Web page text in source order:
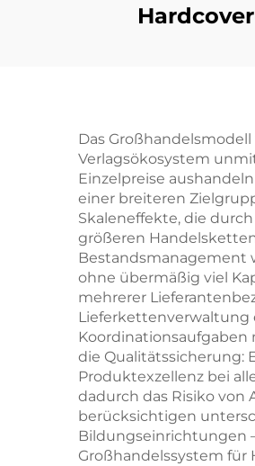
Hardcover-
Druck
Das
Verlagsökosystem
Einzelpreise
einer breiteren
Skaleneffekte, die
größeren
Bestandsmanagement
ohne übermäßig viel
mehrerer
Lieferkettenverwaltung
Koordinationsaufgaben
die Qualitätssicherung:
Produktexzellenz bei
dadurch das Risiko von
berücksichtigen
Bildungseinrichtungen
Großhandelssystem